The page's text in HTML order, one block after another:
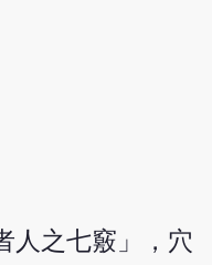
人之七竅」，穴